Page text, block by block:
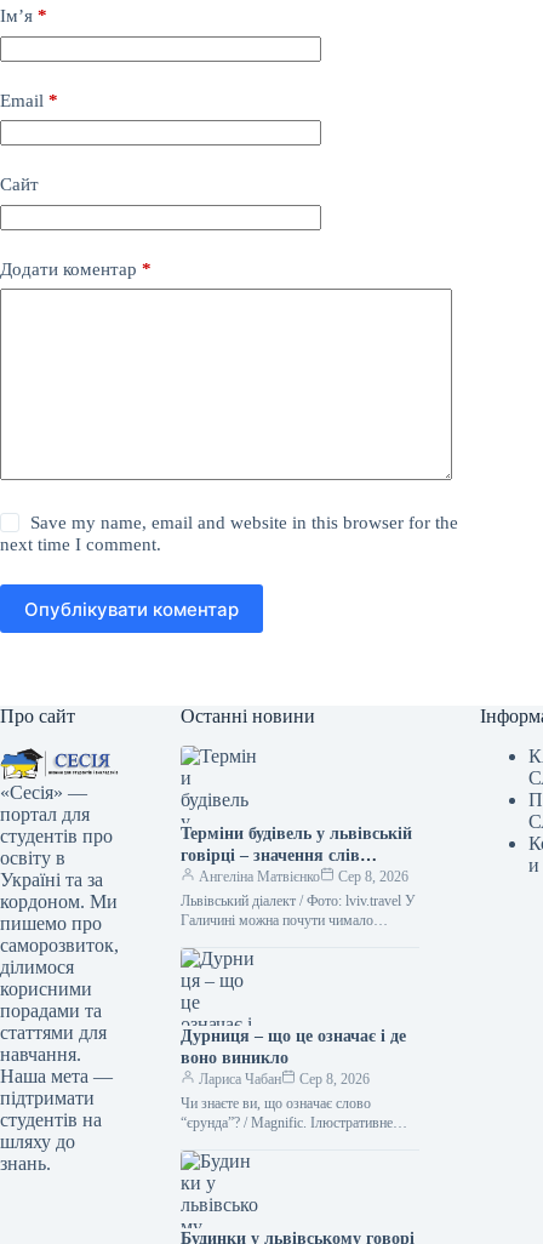
Ім’я *
Email *
Сайт
Додати коментар *
Save my name, email and website in this browser for the
next time I comment.
Опублікувати коментар
Про сайт
«Сесія» —
портал для
студентів про
освіту в
Україні та за
кордоном. Ми
пишемо про
саморозвиток,
ділимося
корисними
порадами та
статтями для
навчання.
Наша мета —
підтримати
студентів на
шляху до
знань.
Останні новини
Терміни будівель у львівській
говірці – значення слів
“двірець”, “креденс”,
“кнайпа”
Ангеліна Матвієнко
Сер 8, 2026
Львівський діалект / Фото: lviv.travel У
Галичині можна почути чимало
спантеличити навіть досвідченого
мандрівника.…
Дурниця – що це означає і де
воно виникло
Лариса Чабан
Сер 8, 2026
Чи знаєте ви, що означає слово
“єрунда”? / Magnific. Ілюстративне
виявляється цікавішою за його
сучасне…
Будинки у львівському говорі
и